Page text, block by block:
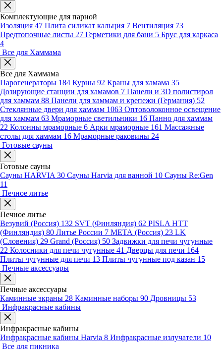
Комплектующие для парной
Изоляция 47 Плита силикат кальция 7 Вентиляция 73
Предтопочные листы 27 Герметики для бани 5 Брус для каркаса
4
Все для Хаммама
Все для Хаммама
Парогенераторы 184 Курны 92 Краны для хамама 35
Дозирующие станции для хамамов 7 Панели и 3D полистирол
для хаммам 88 Панели для хаммам и крепежи (Германия) 52
Стеклянные двери для хаммам 1063 Оптоволоконное освещение
для хаммам 63 Мраморные светильники 16 Панно для хаммам
22 Колонны мраморные 6 Арки мраморные 161 Массажные
столы для хаммам 16 Мраморные раковины 24
Готовые сауны
Готовые сауны
Сауны HARVIA 30 Сауны Harvia для ванной 10 Сауны Re:Gen
11
Печное литье
Печное литье
Везувий (Россия) 132 SVT (Финляндия) 62 PISLA HTT
(Финляндия) 80 Литье России 7 МЕТА (Россия) 23 LK
(Словения) 29 Grand (Россия) 50 Задвижки для печи чугунные
22 Колосники для печи чугунные 41 Дверцы для печи 164
Плиты чугунные для печи 13 Плиты чугунные под казан 15
Печные аксессуары
Печные аксессуары
Каминные экраны 28 Каминные наборы 90 Дровницы 53
Инфракрасные кабины
Инфракрасные кабины
Инфракрасные кабины Harvia 8 Инфракрасные излучатели 10
Все для пикника